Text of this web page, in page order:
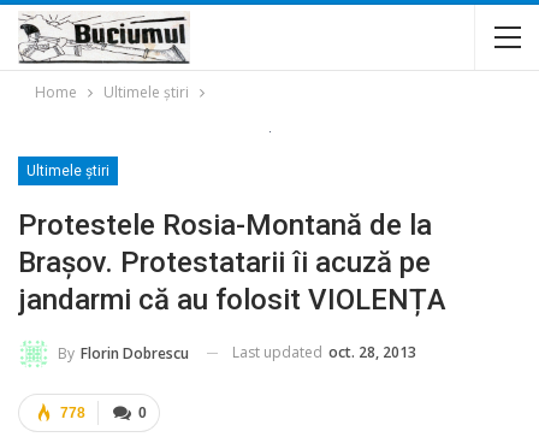
Home Ultimele ştiri
Ultimele ştiri
Protestele Rosia-Montană de la
Brașov. Protestatarii îi acuză pe
jandarmi că au folosit VIOLENȚA
By Florin Dobrescu Last updated oct. 28, 2013
0
778